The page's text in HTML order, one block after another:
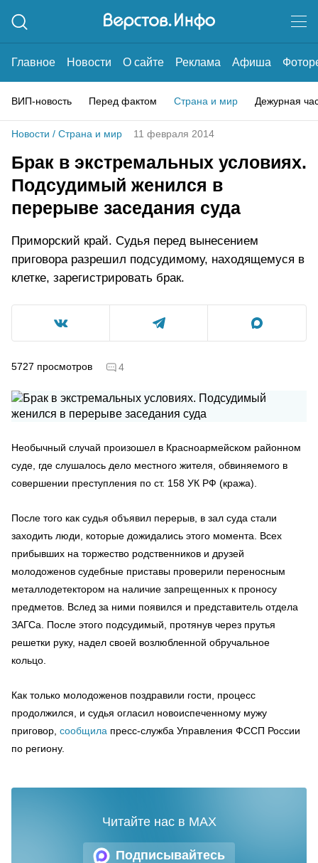
Главное Новости О сайте Реклама Афиша
ВИП-новость Перед фактом Страна и мир Дежурная
Новости / Страна и мир 11 февраля 2014
Брак в экстремальных условиях.
Подсудимый женился в
перерыве заседания суда
Приморский край. Судья перед вынесением
приговора разрешил подсудимому, находящемуся в
клетке, зарегистрировать брак.
5727 просмотров 4
Необычный случай произошел в Красноармейском районном
суде, где слушалось дело местного жителя, обвиняемого в
совершении преступления по ст. 158 УК РФ (кража).
После того как судья объявил перерыв, в зал суда стали
заходить люди, которые дожидались этого момента. Всех
прибывших на торжество родственников и друзей
молодоженов судебные приставы проверили переносным
металлодетектором на наличие запрещенных к проносу
предметов. Вслед за ними появился и представитель отдела
ЗАГСа. После этого подсудимый, протянув через прутья
решетки руку, надел своей возлюбленной обручальное
кольцо.
Как только молодоженов поздравили гости, процесс
продолжился, и судья огласил новоиспеченному мужу
приговор, сообщила пресс-служба Управления ФССП России
по региону.
Подписывайтесь
Читайте нас в MAX